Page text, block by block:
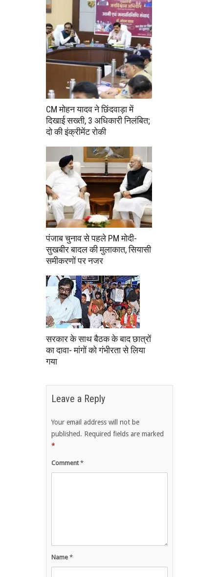
CM मोहन यादव ने छिंदवाड़ा में
दिखाई सख्ती, 3 अधिकारी निलंबित;
दो की इंक्रीमेंट रोकी
पंजाब चुनाव से पहले PM मोदी-
सुखबीर बादल की मुलाकात, सियासी
समीकरणों पर नजर
सरकार के साथ बैठक के बाद छात्रों
का दावा- मांगों को गंभीरता से लिया
गया
Leave a Reply
Your email address will not be
published. Required fields are marked
*
Comment*
Name *